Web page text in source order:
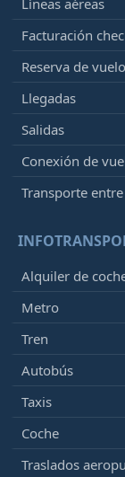
Líneas aéreas
Facturación
Reserva de
Llegadas
Salidas
Conexión de
Transporte
Alquiler de
Metro
Tren
Autobús
Taxis
Coche
Traslados